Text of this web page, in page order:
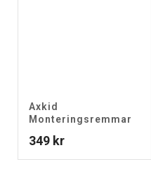
Axkid
Monteringsremmar
349 kr